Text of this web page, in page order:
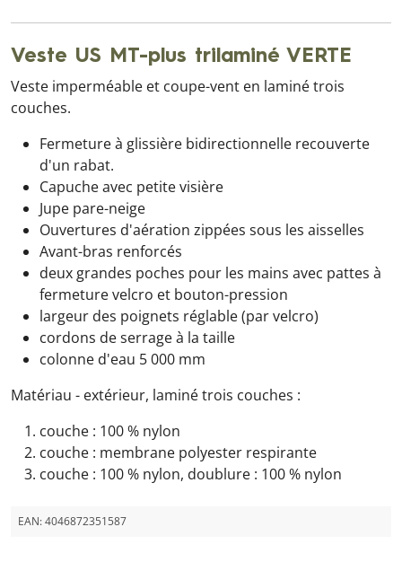
Veste US MT-plus trilaminé VERTE
Veste imperméable et coupe-vent en laminé trois
couches.
Fermeture à glissière bidirectionnelle recouverte
d'un rabat.
Capuche avec petite visière
Jupe pare-neige
Ouvertures d'aération zippées sous les aisselles
Avant-bras renforcés
deux grandes poches pour les mains avec pattes à
fermeture velcro et bouton-pression
largeur des poignets réglable (par velcro)
cordons de serrage à la taille
colonne d'eau 5 000 mm
Matériau - extérieur, laminé trois couches :
couche : 100 % nylon
couche : membrane polyester respirante
couche : 100 % nylon, doublure : 100 % nylon
EAN:4046872351587